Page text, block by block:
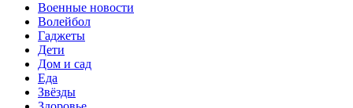
Военные новости
Волейбол
Гаджеты
Дети
Дом и сад
Еда
Звёзды